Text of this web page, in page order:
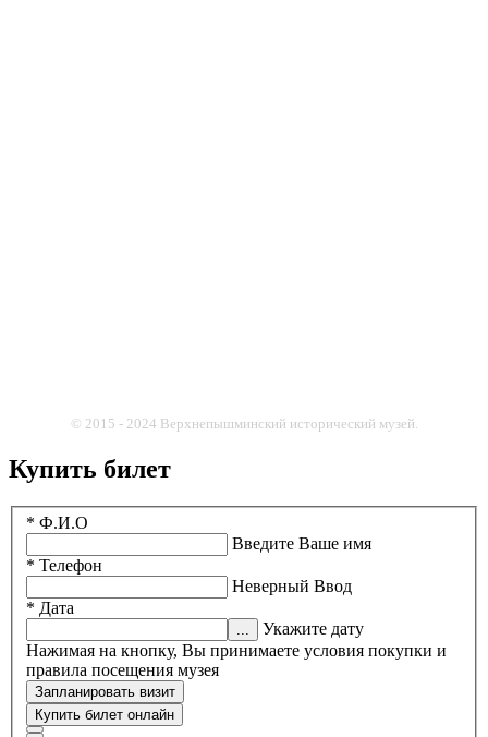
© 2015 - 2024 Верхнепышминский исторический музей.
Купить билет
* Ф.И.О
Введите Ваше имя
* Телефон
Неверный Ввод
* Дата
Укажите дату
Нажимая на кнопку, Вы принимаете условия покупки и
правила посещения музея
Запланировать визит
Купить билет онлайн